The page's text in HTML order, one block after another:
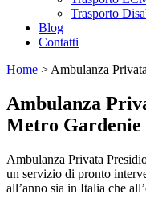
Trasporto
Blog
Contatti
Home > Ambulanza
Ambulanza
Metro Gardenie
Ambulanza Privata
un servizio di pronto
all’anno sia in Italia che